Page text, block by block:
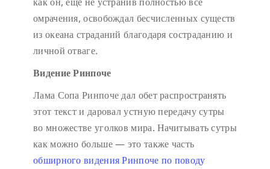
омрачения, освобождал бесчисленных существ
из океана страданий благодаря состраданию и
личной отваге.
Видение Ринпоче
Лама Сопа Ринпоче дал обет распространять
этот текст и даровал устную передачу сутры
во множестве уголков мира. Начитывать сутры
как можно больше — это также часть
обширного видения Ринпоче по поводу